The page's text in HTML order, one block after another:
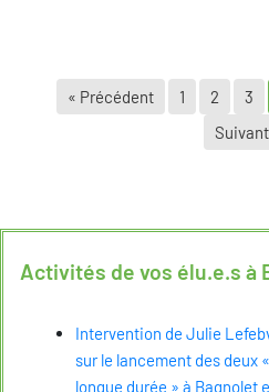
« Précédent 1 2 3
Activités de vos élu.e.s à
Intervention de Julie
sur le lancement des deux
longue durée » à Bagnolet